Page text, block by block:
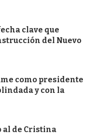
clave que
del Nuevo
como presidente
y con la
de Cristina